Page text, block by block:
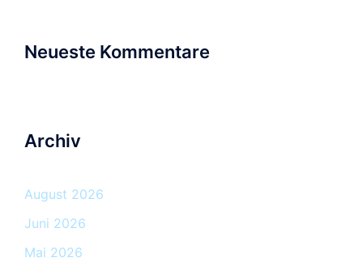
Neueste Kommentare
Archiv
August 2026
Juni 2026
Mai 2026